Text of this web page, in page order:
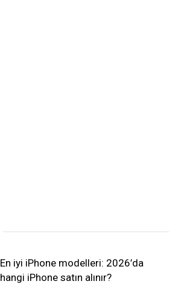
En iyi iPhone modelleri: 2026’da
hangi iPhone satın alınır?